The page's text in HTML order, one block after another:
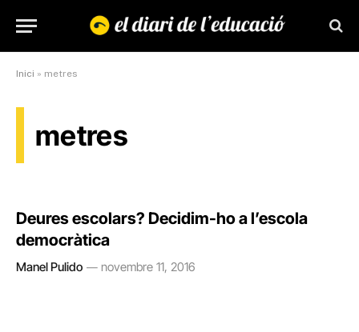
Inici » metres
metres
Deures escolars? Decidim-ho a l’escola
democràtica
Manel Pulido novembre 11, 2016